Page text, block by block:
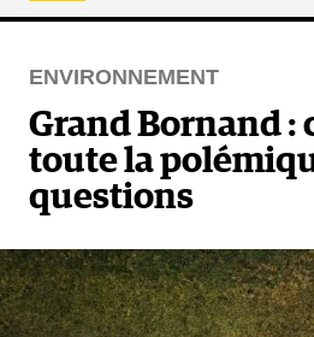
ENVIRONNEMENT
Grand Bornand :
toute la
questions